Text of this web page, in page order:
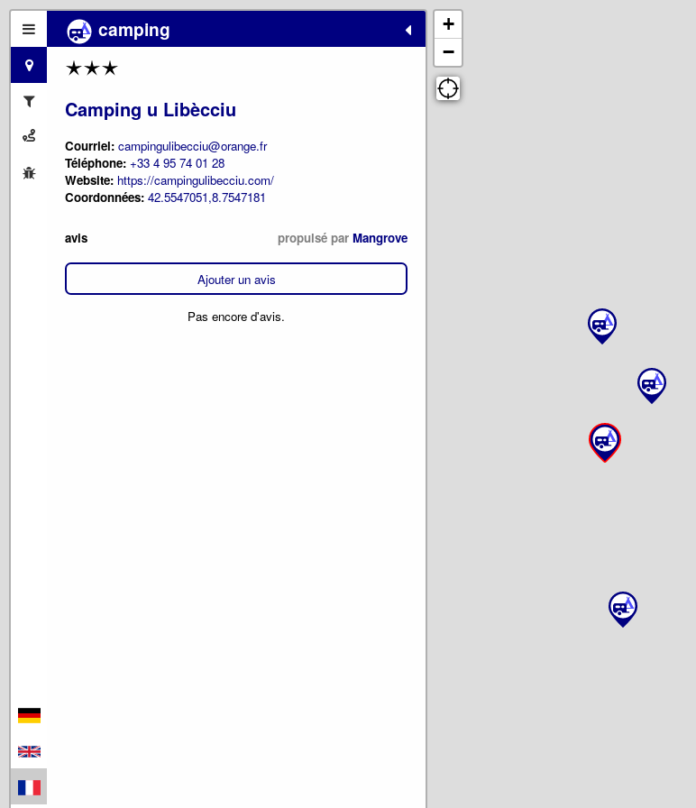
camping
Camping u Libècciu
Courriel: campingulibecciu@orange.fr
Téléphone: +33 4 95 74 01 28
Website: https://campingulibecciu.com/
Coordonnées: 42.5547051,8.7547181
avis propulsé par Mangrove
Ajouter un avis
Pas encore d'avis.
+
−